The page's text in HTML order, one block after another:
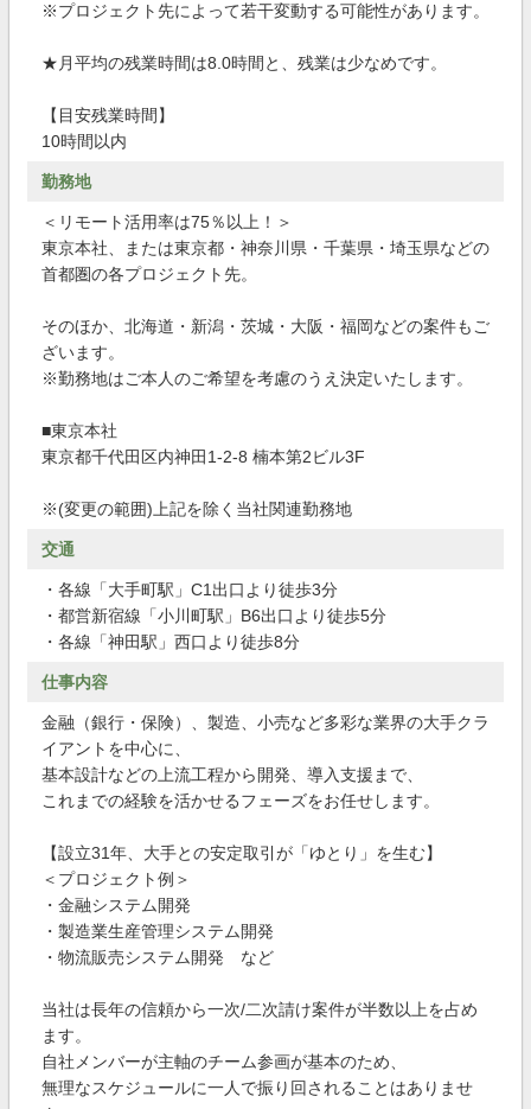
※プロジェクト先によって若干変動する可能性があります。
★月平均の残業時間は8.0時間と、残業は少なめです。
【目安残業時間】
10時間以内
勤務地
＜リモート活用率は75％以上！＞
東京本社、または東京都・神奈川県・千葉県・埼玉県などの
首都圏の各プロジェクト先。
そのほか、北海道・新潟・茨城・大阪・福岡などの案件もご
ざいます。
※勤務地はご本人のご希望を考慮のうえ決定いたします。
■東京本社
東京都千代田区内神田1-2-8 楠本第2ビル3F
※(変更の範囲)上記を除く当社関連勤務地
交通
・各線「大手町駅」C1出口より徒歩3分
・都営新宿線「小川町駅」B6出口より徒歩5分
・各線「神田駅」西口より徒歩8分
仕事内容
金融（銀行・保険）、製造、小売など多彩な業界の大手クラ
イアントを中心に、
基本設計などの上流工程から開発、導入支援まで、
これまでの経験を活かせるフェーズをお任せします。
【設立31年、大手との安定取引が「ゆとり」を生む】
＜プロジェクト例＞
・金融システム開発
・製造業生産管理システム開発
・物流販売システム開発 など
当社は長年の信頼から一次/二次請け案件が半数以上を占め
ます。
自社メンバーが主軸のチーム参画が基本のため、
無理なスケジュールに一人で振り回されることはありませ